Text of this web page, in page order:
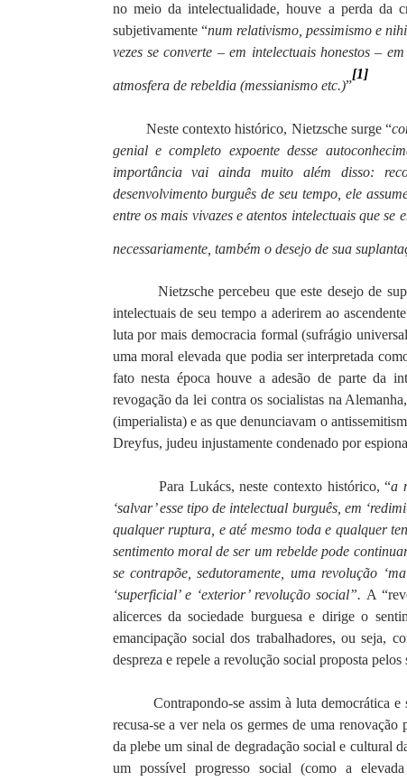
no meio da intelectualidade, houve a perda da
subjetivamente “num relativismo, pessimismo e
vezes se converte – em intelectuais honestos –
atmosfera de rebeldia (messianismo etc.)”
[1]
Neste contexto histórico, Nietzsche surge “
genial e completo expoente desse
importância vai ainda muito além disso:
desenvolvimento burguês de seu tempo, ele
entre os mais vivazes e atentos intelectuais que
necessariamente, também o desejo de sua
Nietzsche percebeu que este desejo de
intelectuais de seu tempo a aderirem ao
luta por mais democracia formal (sufrágio
uma moral elevada que podia ser interpretada
fato nesta época houve a adesão de parte da
revogação da lei contra os socialistas na
(imperialista) e as que denunciavam o
Dreyfus, judeu injustamente condenado por
Para Lukács, neste contexto histórico, “a
‘salvar’ esse tipo de intelectual burguês, em
qualquer ruptura, e até mesmo toda e qualquer
sentimento moral de ser um rebelde pode
se contrapõe, sedutoramente, uma revolução
‘superficial’ e ‘exterior’ revolução social”. A
alicerces da sociedade burguesa e dirige o
emancipação social dos trabalhadores, ou seja,
despreza e repele a revolução social proposta pelos
Contrapondo-se assim à luta democrática
recusa-se a ver nela os germes de uma
da plebe um sinal de degradação social e cultural
um possível progresso social (como a